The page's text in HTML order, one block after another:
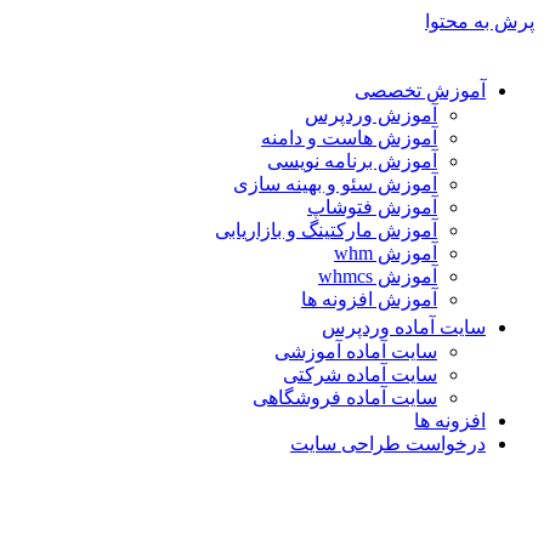
پرش به محتوا
آموزش تخصصی
آموزش وردپرس
آموزش هاست و دامنه
آموزش برنامه نویسی
آموزش سئو و بهینه سازی
آموزش فتوشاپ
آموزش مارکتینگ و بازاریابی
آموزش whm
آموزش whmcs
آموزش افزونه ها
سایت آماده وردپرس
سایت آماده آموزشی
سایت آماده شرکتی
سایت آماده فروشگاهی
افزونه ها
درخواست طراحی سایت